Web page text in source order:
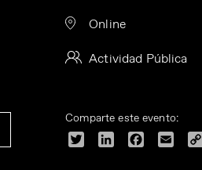
Online
Actividad Pública
Comparte este evento:
Twitter LinkedInFacebook
Email